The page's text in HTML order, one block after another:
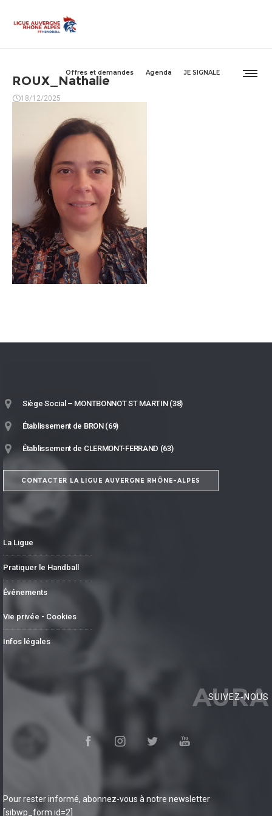
Offres et demandes Agenda JE SIGNALE
ROUX_Nathalie
18/12/2025
Siège Social – MONTBONNOT ST MARTIN (38)
Établissement de BRON (69)
Établissement de CLERMONT-FERRAND (63)
CONTACTER LA LIGUE AUVERGNE RHÔNE-ALPES
La Ligue
Pratiquer le Handball
Événements
Vie privée - Cookies
Infos légales
AURA
SUIVEZ-NOUS
Pour rester informé, abonnez-vous à notre newsletter
[sibwp_form id=2]